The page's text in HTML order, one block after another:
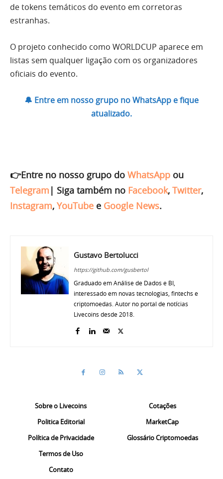
de tokens temáticos do evento em corretoras
estranhas.
O projeto conhecido como WORLDCUP aparece em
listas sem qualquer ligação com os organizadores
oficiais do evento.
🔔 Entre em nosso grupo no WhatsApp e fique
atualizado.
👉Entre no nosso grupo do WhatsApp ou
Telegram | Siga também no Facebook, Twitter,
Instagram, YouTube e Google News.
Gustavo Bertolucci
https://github.com/gusbertol
Graduado em Análise de Dados e BI,
interessado em novas tecnologias, fintechs e
criptomoedas. Autor no portal de notícias
Livecoins desde 2018.
Sobre o Livecoins
Politica Editorial
Política de Privacidade
Termos de Uso
Contato
Cotações
MarketCap
Glossário Criptomoedas